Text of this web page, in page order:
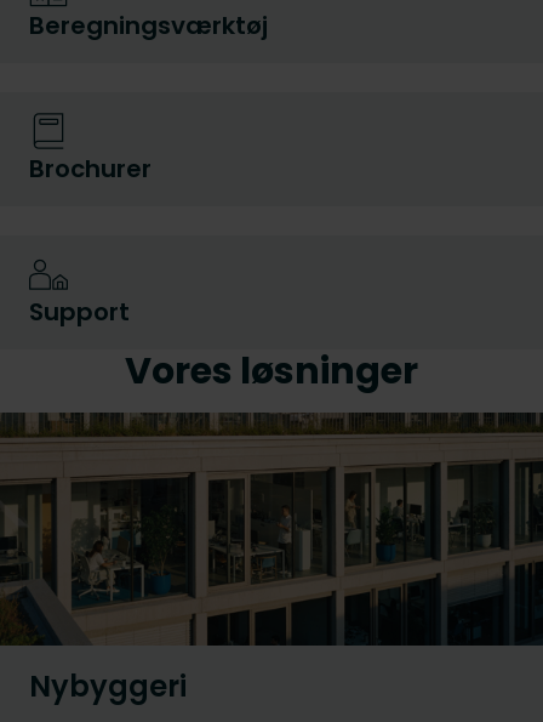
Beregningsværktøj
Brochurer
Support
Vores løsninger
Nybyggeri